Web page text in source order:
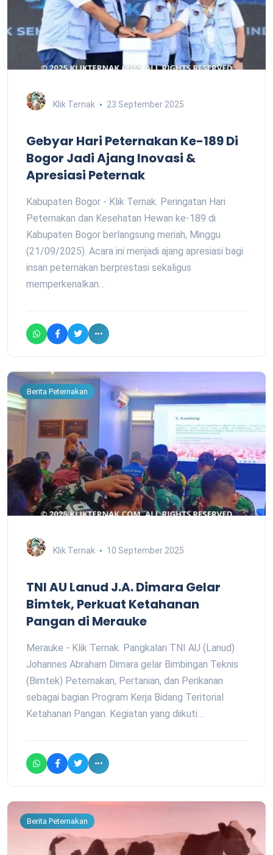
Klik Ternak 23 September 2025
Gebyar Hari Peternakan Ke-189 Di
Bogor Jadi Ajang Inovasi &
Apresiasi Peternak
Kabupaten Bogor - Klik Ternak. Peringatan Hari
Peternakan dan Kesehatan Hewan ke-189 di
Kabupaten Bogor berlangsung meriah, Minggu
(21/09/2025). Acara ini menjadi ajang apresiasi bagi
insan peternakan berprestasi sekaligus
memperkenalkan…
Berita Peternakan
Klik Ternak 10 September 2025
TNI AU Lanud J.A. Dimara Gelar
Bimtek, Perkuat Ketahanan
Pangan di Merauke
Merauke - Klik Ternak. Pangkalan TNI AU (Lanud)
Johannes Abraham Dimara gelar Bimbingan Teknis
(Bimtek) Peternakan, Pertanian, dan Perikanan
sebagai bagian Program Kerja Bidang Teritorial
Ketahanan Pangan. Kegiatan yang diikuti…
Berita Peternakan